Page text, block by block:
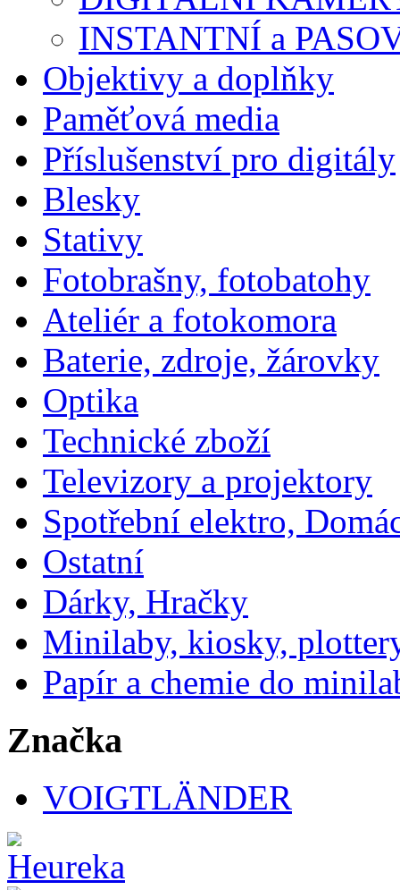
INSTANTNÍ a
Objektivy a doplňky
Paměťová media
Příslušenství pro digitály
Blesky
Stativy
Fotobrašny, fotobatohy
Ateliér a fotokomora
Baterie, zdroje, žárovky
Optika
Technické zboží
Televizory a projektory
Spotřební elektro,
Ostatní
Dárky, Hračky
Minilaby, kiosky,
Papír a chemie do
Značka
VOIGTLÄNDER